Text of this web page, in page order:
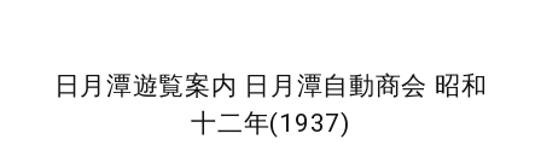
日月潭遊覧案内 日月潭自動商会 昭和
十二年(1937)